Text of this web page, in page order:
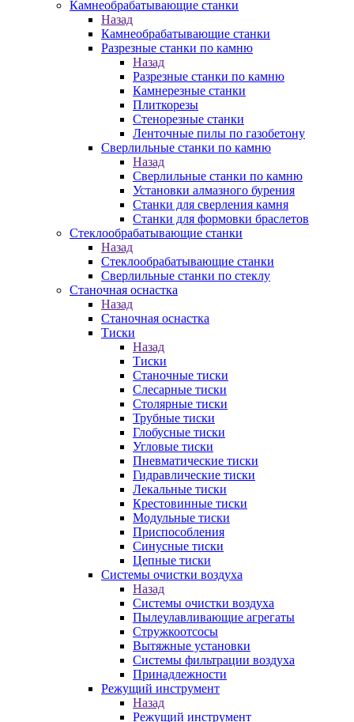
Камнеобрабатывающие станки
Назад
Камнеобрабатывающие станки
Разрезные станки по камню
Назад
Разрезные станки по камню
Камнерезные станки
Плиткорезы
Стенорезные станки
Ленточные пилы по газобетону
Сверлильные станки по камню
Назад
Сверлильные станки по камню
Установки алмазного бурения
Станки для сверления камня
Станки для формовки браслетов
Стеклообрабатывающие станки
Назад
Стеклообрабатывающие станки
Сверлильные станки по стеклу
Станочная оснастка
Назад
Станочная оснастка
Тиски
Назад
Тиски
Станочные тиски
Слесарные тиски
Столярные тиски
Трубные тиски
Глобусные тиски
Угловые тиски
Пневматические тиски
Гидравлические тиски
Лекальные тиски
Крестовинные тиски
Модульные тиски
Приспособления
Синусные тиски
Цепные тиски
Системы очистки воздуха
Назад
Системы очистки воздуха
Пылеулавливающие агрегаты
Стружкоотсосы
Вытяжные установки
Системы фильтрации воздуха
Принадлежности
Режущий инструмент
Назад
Режущий инструмент